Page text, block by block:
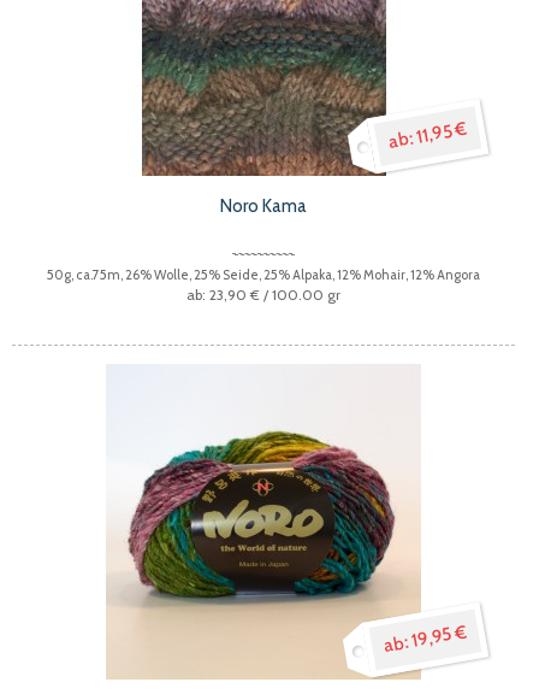
11,95 €
Noro Kama
50g, ca.75m, 26% Wolle, 25% Seide, 25% Alpaka, 12% Mohair, 12% Angora
23,90 € / 100.00 gr
19,95 €